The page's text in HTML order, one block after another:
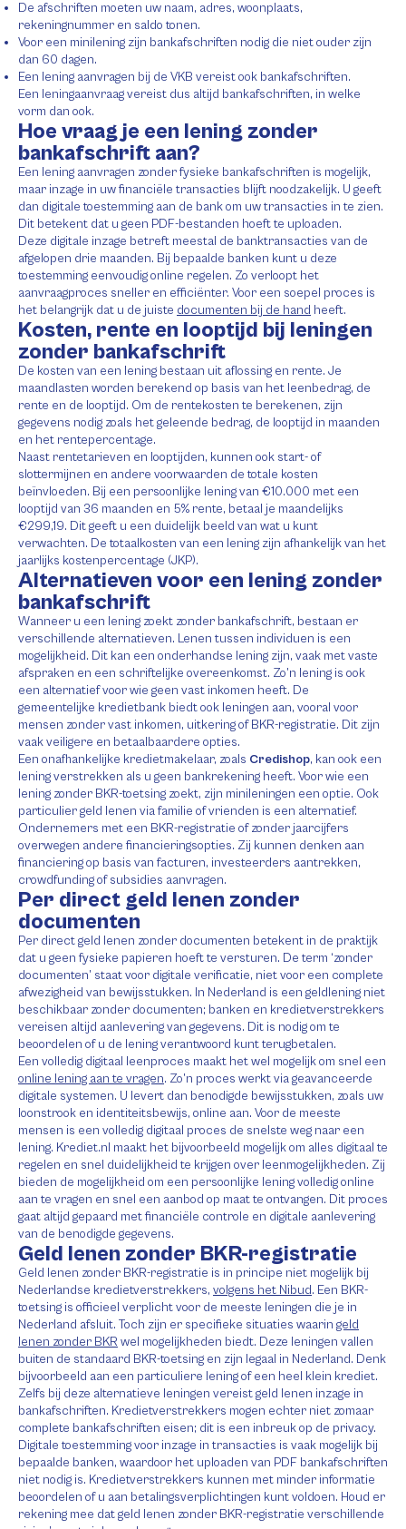
De afschriften moeten uw naam, adres, woonplaats,
rekeningnummer en saldo tonen.
Voor een minilening zijn bankafschriften nodig die niet ouder zijn
dan 60 dagen.
Een lening aanvragen bij de VKB vereist ook bankafschriften.
Een leningaanvraag vereist dus altijd bankafschriften, in welke
vorm dan ook.
Hoe vraag je een lening zonder
bankafschrift aan?
Een lening aanvragen zonder fysieke bankafschriften is mogelijk,
maar inzage in uw financiële transacties blijft noodzakelijk. U geeft
dan digitale toestemming aan de bank om uw transacties in te zien.
Dit betekent dat u geen PDF-bestanden hoeft te uploaden.
Deze digitale inzage betreft meestal de banktransacties van de
afgelopen drie maanden. Bij bepaalde banken kunt u deze
toestemming eenvoudig online regelen. Zo verloopt het
aanvraagproces sneller en efficiënter. Voor een soepel proces is
het belangrijk dat u de juiste documenten bij de hand heeft.
Kosten, rente en looptijd bij leningen
zonder bankafschrift
De kosten van een lening bestaan uit aflossing en rente. Je
maandlasten worden berekend op basis van het leenbedrag, de
rente en de looptijd. Om de rentekosten te berekenen, zijn
gegevens nodig zoals het geleende bedrag, de looptijd in maanden
en het rentepercentage.
Naast rentetarieven en looptijden, kunnen ook start- of
slottermijnen en andere voorwaarden de totale kosten
beïnvloeden. Bij een persoonlijke lening van €10.000 met een
looptijd van 36 maanden en 5% rente, betaal je maandelijks
€299,19. Dit geeft u een duidelijk beeld van wat u kunt
verwachten. De totaalkosten van een lening zijn afhankelijk van het
jaarlijks kostenpercentage (JKP).
Alternatieven voor een lening zonder
bankafschrift
Wanneer u een lening zoekt zonder bankafschrift, bestaan er
verschillende alternatieven. Lenen tussen individuen is een
mogelijkheid. Dit kan een onderhandse lening zijn, vaak met vaste
afspraken en een schriftelijke overeenkomst. Zo’n lening is ook
een alternatief voor wie geen vast inkomen heeft. De
gemeentelijke kredietbank biedt ook leningen aan, vooral voor
mensen zonder vast inkomen, uitkering of BKR-registratie. Dit zijn
vaak veiligere en betaalbaardere opties.
Een onafhankelijke kredietmakelaar, zoals Credishop, kan ook een
lening verstrekken als u geen bankrekening heeft. Voor wie een
lening zonder BKR-toetsing zoekt, zijn minileningen een optie. Ook
particulier geld lenen via familie of vrienden is een alternatief.
Ondernemers met een BKR-registratie of zonder jaarcijfers
overwegen andere financieringsopties. Zij kunnen denken aan
financiering op basis van facturen, investeerders aantrekken,
crowdfunding of subsidies aanvragen.
Per direct geld lenen zonder
documenten
Per direct geld lenen zonder documenten betekent in de praktijk
dat u geen fysieke papieren hoeft te versturen. De term ‘zonder
documenten’ staat voor digitale verificatie, niet voor een complete
afwezigheid van bewijsstukken. In Nederland is een geldlening niet
beschikbaar zonder documenten; banken en kredietverstrekkers
vereisen altijd aanlevering van gegevens. Dit is nodig om te
beoordelen of u de lening verantwoord kunt terugbetalen.
Een volledig digitaal leenproces maakt het wel mogelijk om snel een
online lening aan te vragen. Zo’n proces werkt via geavanceerde
digitale systemen. U levert dan benodigde bewijsstukken, zoals uw
loonstrook en identiteitsbewijs, online aan. Voor de meeste
mensen is een volledig digitaal proces de snelste weg naar een
lening. Krediet.nl maakt het bijvoorbeeld mogelijk om alles digitaal te
regelen en snel duidelijkheid te krijgen over leenmogelijkheden. Zij
bieden de mogelijkheid om een persoonlijke lening volledig online
aan te vragen en snel een aanbod op maat te ontvangen. Dit proces
gaat altijd gepaard met financiële controle en digitale aanlevering
van de benodigde gegevens.
Geld lenen zonder BKR-registratie
Geld lenen zonder BKR-registratie is in principe niet mogelijk bij
Nederlandse kredietverstrekkers, volgens het Nibud. Een BKR-
toetsing is officieel verplicht voor de meeste leningen die je in
Nederland afsluit. Toch zijn er specifieke situaties waarin geld
lenen zonder BKR wel mogelijkheden biedt. Deze leningen vallen
buiten de standaard BKR-toetsing en zijn legaal in Nederland. Denk
bijvoorbeeld aan een particuliere lening of een heel klein krediet.
Zelfs bij deze alternatieve leningen vereist geld lenen inzage in
bankafschriften. Kredietverstrekkers mogen echter niet zomaar
complete bankafschriften eisen; dit is een inbreuk op de privacy.
Digitale toestemming voor inzage in transacties is vaak mogelijk bij
bepaalde banken, waardoor het uploaden van PDF bankafschriften
niet nodig is. Kredietverstrekkers kunnen met minder informatie
beoordelen of u aan betalingsverplichtingen kunt voldoen. Houd er
rekening mee dat geld lenen zonder BKR-registratie verschillende